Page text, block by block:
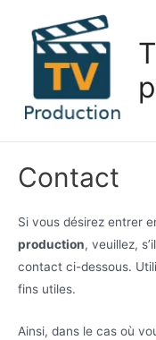
contenu
Contact
Si vous désirez entrer
production, veuillez,
contact ci-dessous.
fins utiles.
Ainsi, dans le cas où